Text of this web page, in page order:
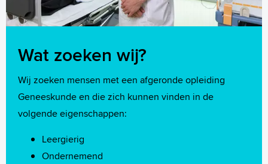
Wat zoeken wij?
Wij zoeken mensen met een afgeronde opleiding
Geneeskunde en die zich kunnen vinden in de
volgende eigenschappen:
Leergierig
Ondernemend